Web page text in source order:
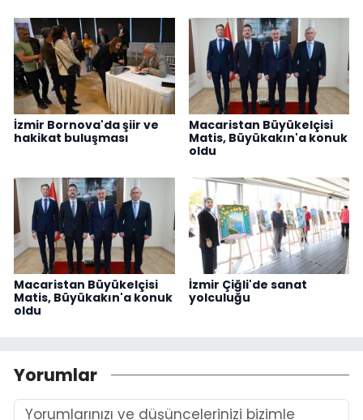
İzmir Bornova'da şiir ve
hakikat buluşması
Macaristan Büyükelçisi
Matis, Büyükakın'a konuk
oldu
Macaristan Büyükelçisi
Matis, Büyükakın'a konuk
oldu
İzmir Çiğli'de sanat
yolculuğu
Yorumlar